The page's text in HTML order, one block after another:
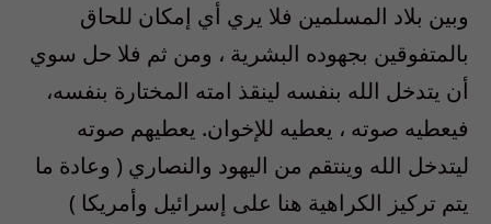
وبين بلاد المسلمين فلا يري أي إمكان للحاق
بالمتفوقين بجهوده البشرية ، ومن ثم فلا حل سوي
أن يتدخل الله بنفسه لينقذ امته المختارة بنفسه،
فيعطيه صوته ، يعطيه للإخوان. يعطيهم صوته
ليتدخل الله وينتقم من اليهود والنصاري ( وعادة ما
يتم تركيز الكراهية هنا على إسرائيل وأمريكا )